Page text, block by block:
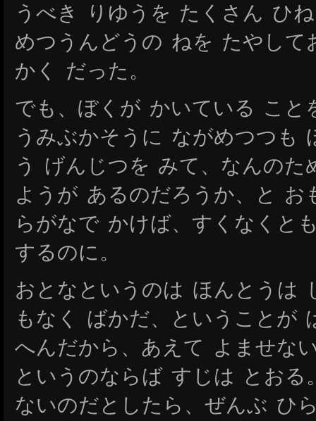
うべき りゆうを たくさん ひ
めつうんどうの ねを たやして
かく だった。
でも、ぼくが かいている こと
うみぶかそうに ながめつつも
う げんじつを みて、なんの
ようが あるのだろうか、と お
らがなで かけば、すくなくと
するのに。
おとなというのは ほんとうは
もなく ばかだ、ということが
へんだから、あえて よませな
というのならば すじは とおる
ないのだとしたら、ぜんぶ ひ